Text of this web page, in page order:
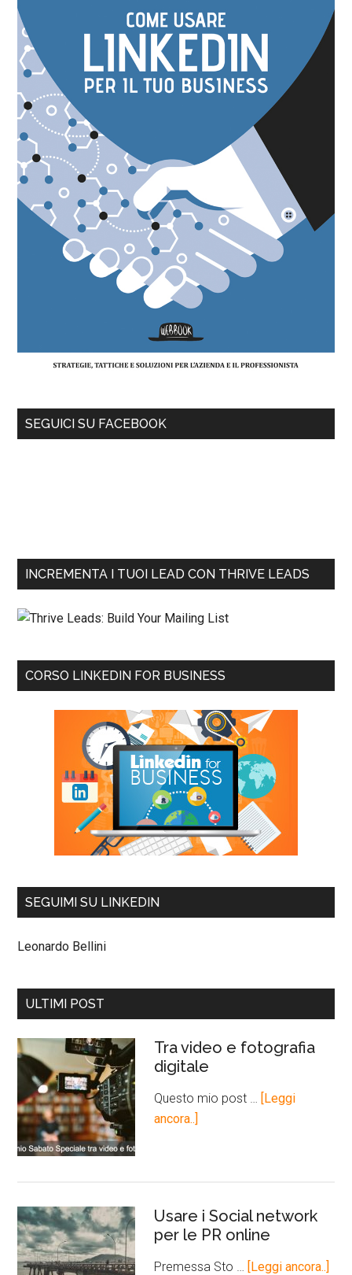
SEGUICI SU FACEBOOK
INCREMENTA I TUOI LEAD CON THRIVE LEADS
CORSO LINKEDIN FOR BUSINESS
SEGUIMI SU LINKEDIN
Leonardo Bellini
ULTIMI POST
Tra video e fotografia
digitale
Questo mio post … [Leggi
ancora..]
Usare i Social network
per le PR online
Premessa Sto … [Leggi ancora..]